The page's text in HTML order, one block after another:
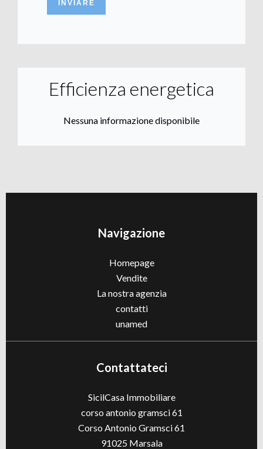
INVIARE
Efficienza energetica
Nessuna informazione disponibile
Navigazione
Homepage
Vendite
La nostra agenzia
contatti
unamed
Contattateci
SicilCasa Immobiliare
corso antonio gramsci 61
Corso Antonio Gramsci 61
91025Marsala